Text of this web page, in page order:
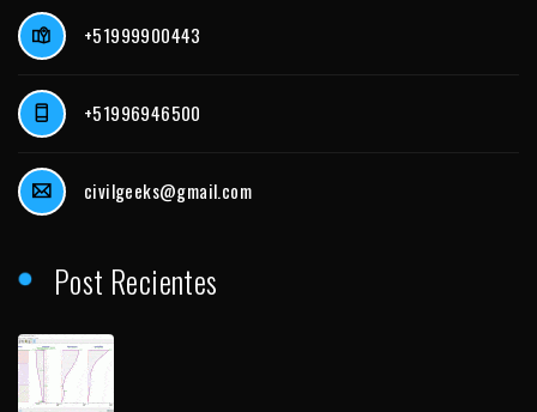
+51999900443
+51996946500
civilgeeks@gmail.com
Post Recientes